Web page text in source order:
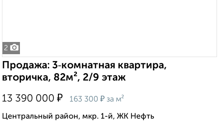
2
Продажа: 3‑комнатная квартира,
вторичка, 82м², 2/9 этаж
13 390 000 ₽ 163 300 ₽ за м²
Центральный район, мкр. 1-й, ЖК Нефть